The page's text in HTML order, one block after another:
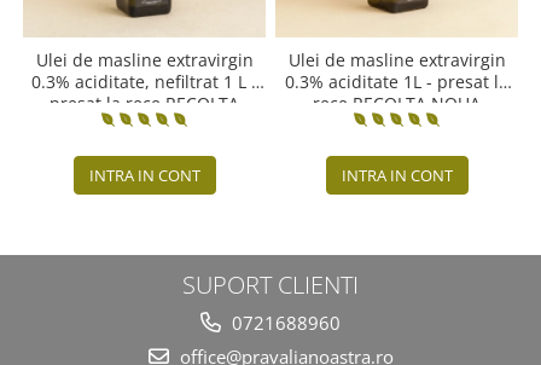
Ulei de masline extravirgin
0.3% aciditate, nefiltrat 1 L -
presat la rece RECOLTA
NOUA
INTRA IN CONT
Ulei de masline extravirgin
0.3% aciditate 1L - presat la
rece RECOLTA NOUA
INTRA IN CONT
SUPORT CLIENTI
0721688960
office@pravalianoastra.ro